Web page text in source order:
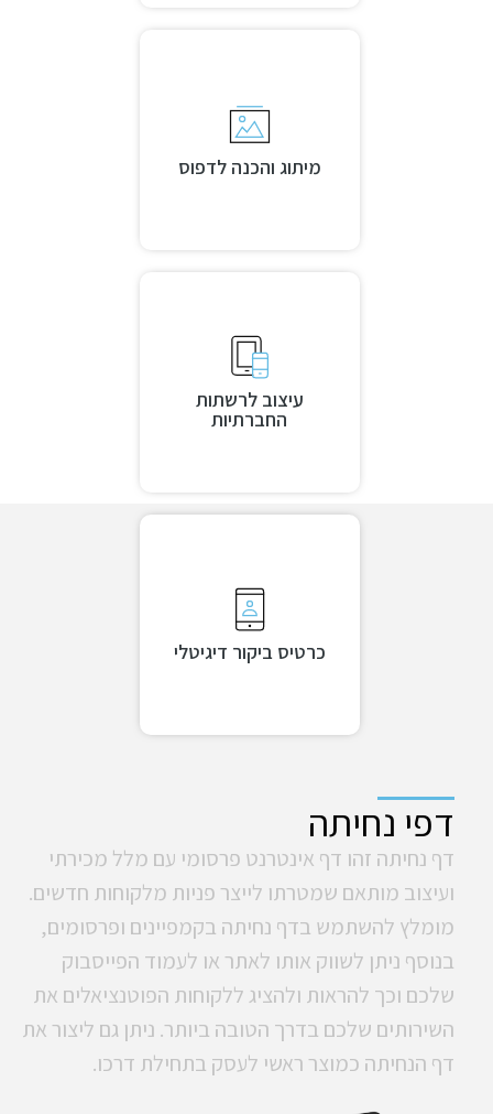
מיתוג והכנה לדפוס
עיצוב לרשתות
החברתיות
כרטיס ביקור דיגיטלי
דפי נחיתה
דף נחיתה זהו דף אינטרנט פרסומי עם מלל מכירתי
ועיצוב מותאם שמטרתו לייצר פניות מלקוחות חדשים.
מומלץ להשתמש בדף נחיתה בקמפיינים ופרסומים,
בנוסף ניתן לשווק אותו לאתר או לעמוד הפייסבוק
שלכם וכך להראות ולהציג ללקוחות הפוטנציאלים את
השירותים שלכם בדרך הטובה ביותר. ניתן גם ליצור את
דף הנחיתה כמוצר ראשי לעסק בתחילת דרכו.